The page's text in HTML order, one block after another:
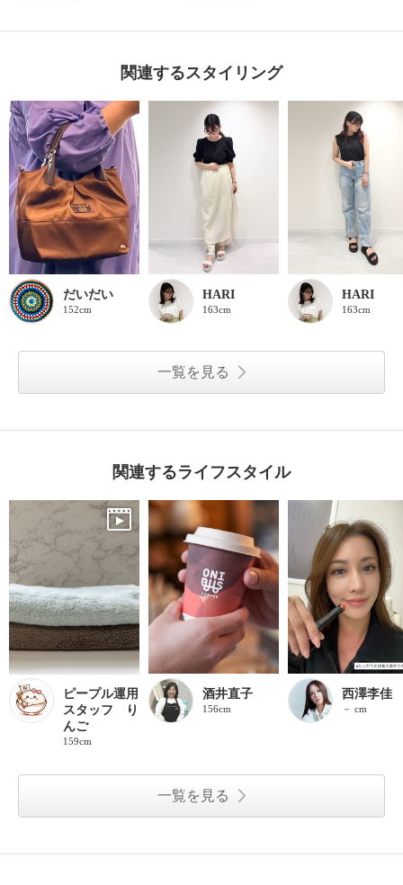
関連するスタイリング
だいだい
152cm
HARI
163cm
HARI
163cm
一覧を見る
関連するライフスタイル
ピープル運用
スタッフ り
んご
159cm
酒井直子
156cm
西澤李佳
－ cm
一覧を見る